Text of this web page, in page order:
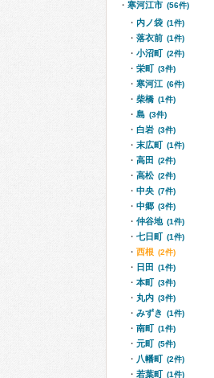
寒河江市 (56件)
内ノ袋 (1件)
落衣前 (1件)
小沼町 (2件)
栄町 (3件)
寒河江 (6件)
柴橋 (1件)
島 (3件)
白岩 (3件)
末広町 (1件)
高田 (2件)
高松 (2件)
中央 (7件)
中郷 (3件)
仲谷地 (1件)
七日町 (1件)
西根 (2件)
日田 (1件)
本町 (3件)
丸内 (3件)
みずき (1件)
南町 (1件)
元町 (5件)
八幡町 (2件)
若葉町 (1件)